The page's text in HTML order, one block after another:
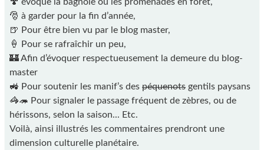
🍄 évoque la bagnole ou les promenades en forêt,
🎅 à garder pour la fin d’année,
🍺 Pour être bien vu par le blog master,
🍦 Pour se rafraîchir un peu,
🏰 Afin d’évoquer respectueusement la demeure du blog-
master
🚜 Pour soutenir les manif’s des péquenots gentils paysans
🦓🦔 Pour signaler le passage fréquent de zèbres, ou de
hérissons, selon la saison... Etc.
Voilà, ainsi illustrés les commentaires prendront une
dimension culturelle planétaire.